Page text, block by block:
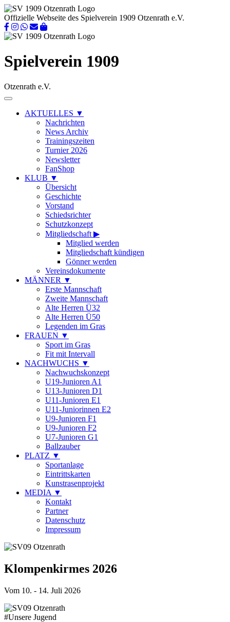
Offizielle Webseite des Spielverein 1909 Otzenrath e.V.
Spielverein 1909
Otzenrath e.V.
AKTUELLES ▼
Nachrichten
News Archiv
Trainingszeiten
Turnier 2026
Newsletter
FanShop
KLUB ▼
Übersicht
Geschichte
Vorstand
Schiedsrichter
Schutzkonzept
Mitgliedschaft ▶
Mitglied werden
Mitgliedschaft kündigen
Gönner werden
Vereinsdokumente
MÄNNER ▼
Erste Mannschaft
Zweite Mannschaft
Alte Herren Ü32
Alte Herren Ü50
Legenden im Gras
FRAUEN ▼
Sport im Gras
Fit mit Intervall
NACHWUCHS ▼
Nachwuchskonzept
U19-Junioren A1
U13-Junioren D1
U11-Junioren E1
U11-Juniorinnen E2
U9-Junioren F1
U9-Junioren F2
U7-Junioren G1
Ballzauber
PLATZ ▼
Sportanlage
Eintrittskarten
Kunstrasenprojekt
MEDIA ▼
Kontakt
Partner
Datenschutz
Impressum
Klompenkirmes 2026
Vom 10. - 14. Juli 2026
#Unsere Jugend